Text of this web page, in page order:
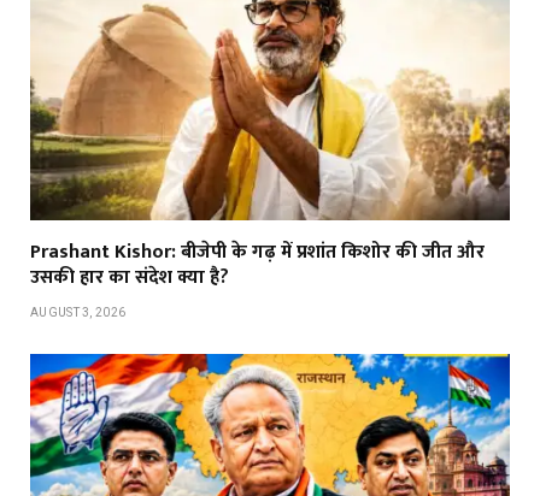
Prashant Kishor: बीजेपी के गढ़ में प्रशांत किशोर की जीत और
उसकी हार का संदेश क्या है?
AUGUST 3, 2026